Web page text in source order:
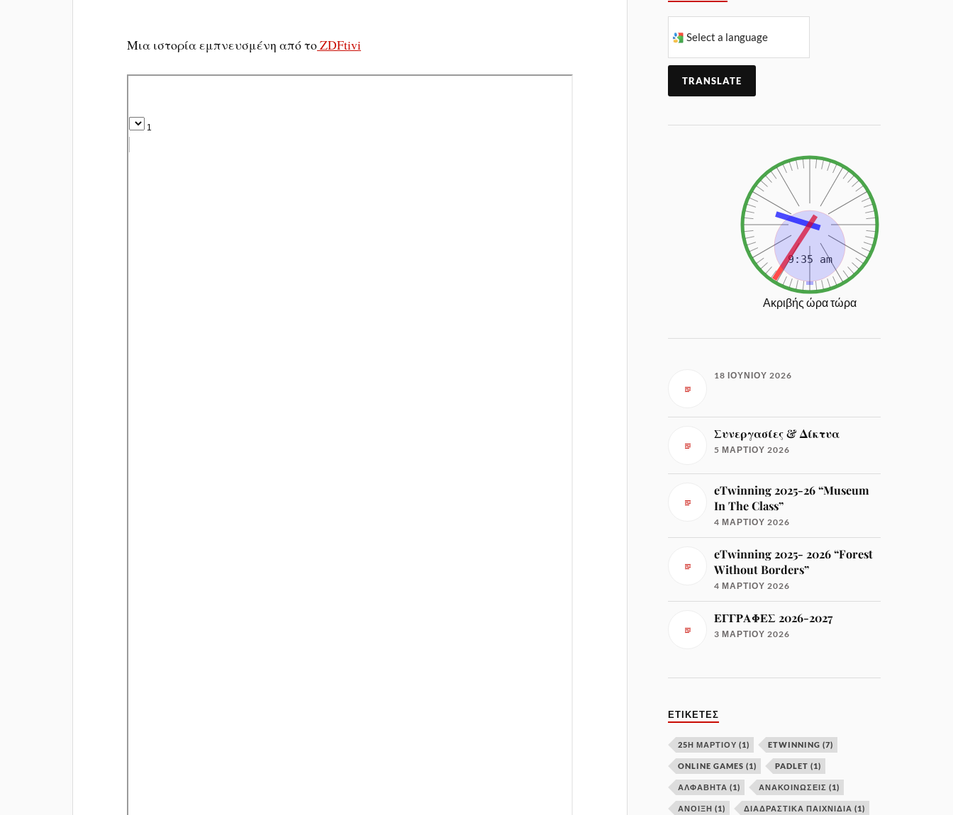
Μια ιστορία εμπνευσμένη από τοZDFtivi
TRANSLATE
Ακριβής ώρα τώρα
18 ΙΟΥΝΊΟΥ 2026
Συνεργασίες & Δίκτυα
5 ΜΑΡΤΊΟΥ 2026
eTwinning 2025-26 “Museum
In The Class”
4 ΜΑΡΤΊΟΥ 2026
eTwinning 2025- 2026 “Forest
Without Borders”
4 ΜΑΡΤΊΟΥ 2026
ΕΓΓΡΑΦΕΣ 2026-2027
3 ΜΑΡΤΊΟΥ 2026
ΕΤΙΚΈΤΕΣ
25Η ΜΑΡΤΙΟΥ (1) ETWINNING (7)
ONLINE GAMES (1) PADLET (1)
ΑΛΦΑΒΗΤΑ (1) ΑΝΑΚΟΙΝΩΣΕΙΣ (1)
ΑΝΟΙΞΗ (1) ΔΙΑΔΡΑΣΤΙΚΑ ΠΑΙΧΝΙΔΙΑ (1)